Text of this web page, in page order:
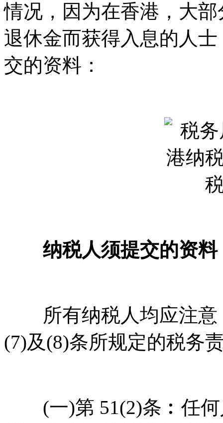
情况，因为在香港，大
退休金而获得入息的人
交的资料：
纳税人须提交的资料
所有纳税人均应注意
(7)及(8)条所规定的税务
(一)第 51(2)条︰任何